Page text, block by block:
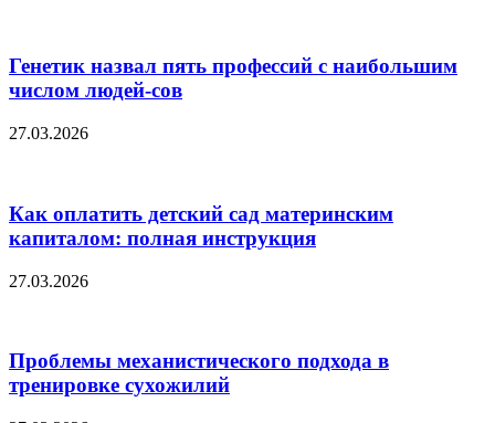
Генетик назвал пять профессий с наибольшим
числом людей-сов
27.03.2026
Как оплатить детский сад материнским
капиталом: полная инструкция
27.03.2026
Проблемы механистического подхода в
тренировке сухожилий